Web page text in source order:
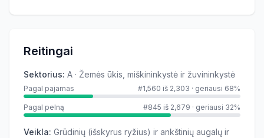
Reitingai
Sektorius: A · Žemės ūkis, miškininkystė ir žuvininkystė
Pagal pajamas #1,560 iš 2,303 · geriausi 68%
Pagal pelną #845 iš 2,679 · geriausi 32%
Veikla: Grūdinių (išskyrus ryžius) ir ankštinių augalų ir